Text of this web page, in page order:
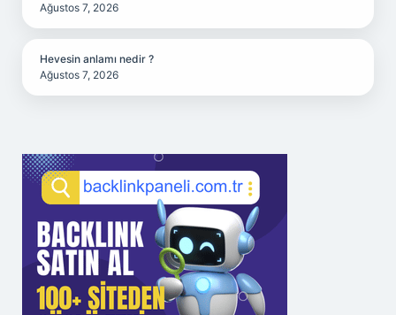
Ağustos 7, 2026
Hevesin anlamı nedir ?
Ağustos 7, 2026